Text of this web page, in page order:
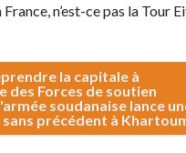
n’est-ce pas la Tour
la capitale à
des Forces de soutien
soudanaise lance
précédent à